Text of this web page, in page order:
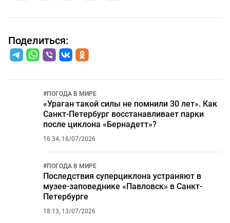
Поделиться:
#ПОГОДА В МИРЕ
«Ураган такой силы не помнили 30 лет». Как
Санкт-Петербург восстанавливает парки
после циклона «Бернадетт»?
16:34, 16/07/2026
#ПОГОДА В МИРЕ
Последствия суперциклона устраняют в
музее-заповеднике «Павловск» в Санкт-
Петербурге
18:13, 13/07/2026